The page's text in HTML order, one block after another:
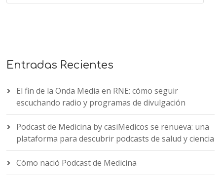
Entradas Recientes
El fin de la Onda Media en RNE: cómo seguir
escuchando radio y programas de divulgación
Podcast de Medicina by casiMedicos se renueva: una
plataforma para descubrir podcasts de salud y ciencia
Cómo nació Podcast de Medicina